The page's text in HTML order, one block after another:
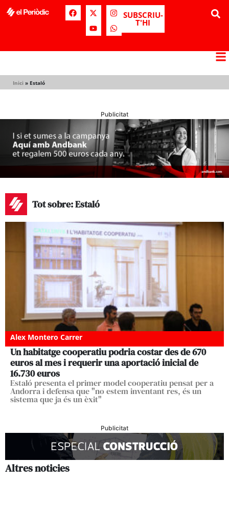
SUBSCRIU-
T'HI
Inici » Estaló
Publicitat
Tot sobre: Estaló
Alex Montero Carrer
Un habitatge cooperatiu podria costar des de 670
euros al mes i requerir una aportació inicial de
16.730 euros
Estaló presenta el primer model cooperatiu pensat per a
Andorra i defensa que "no estem inventant res, és un
sistema que ja és un èxit"
Publicitat
Altres noticies